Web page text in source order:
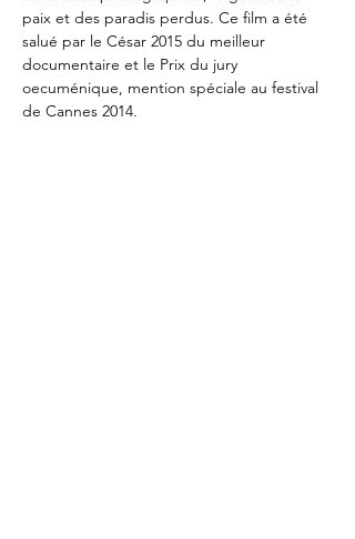
paix et des paradis perdus. Ce film a été
salué par le César 2015 du meilleur
documentaire et le Prix du jury
oecuménique, mention spéciale au festival
de Cannes 2014.